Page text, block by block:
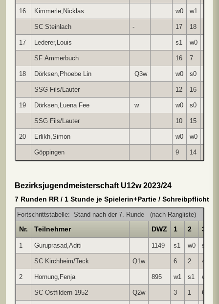
16 Kimmerle,Nicklas w0 w1
SC Steinlach - 17 18
17 Lederer,Louis s1 w0
SF Ammerbuch 16 7
18 Dörksen,Phoebe Lin Q3w w0 s0
SSG Fils/Lauter 12 16
19 Dörksen,Luena Fee w w0 s0
SSG Fils/Lauter 10 15
20 Erlikh,Simon w0 w0
Göppingen 9 14
Bezirksjugendmeisterschaft U12w 2023/24
7 Runden RR / 1 Stunde je Spielerin+Partie / Schreibpflicht
Fortschrittstabelle: Stand nach der 7. Runde (nach Rangliste)
Nr. Teilnehmer DWZ 1 2 3
1 Guruprasad,Aditi 1149 s1 w0 s1
SC Kirchheim/Teck Q1w 6 2 4
2 Hornung,Fenja 895 w1 s1 w½
SC Ostfildern 1952 Q2w 3 1 6